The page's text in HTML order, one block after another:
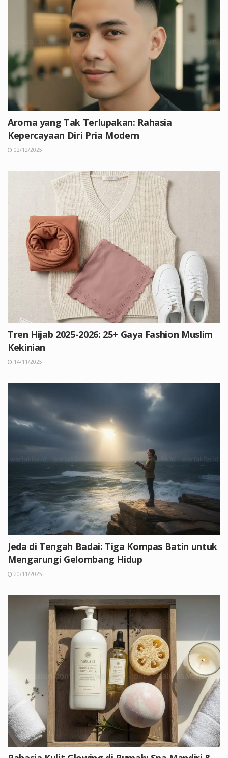
Aroma yang Tak Terlupakan: Rahasia
Kepercayaan Diri Pria Modern
02/12/2025
Tren Hijab 2025-2026: 25+ Gaya Fashion Muslim
Kekinian
14/11/2025
Jeda di Tengah Badai: Tiga Kompas Batin untuk
Mengarungi Gelombang Hidup
20/11/2025